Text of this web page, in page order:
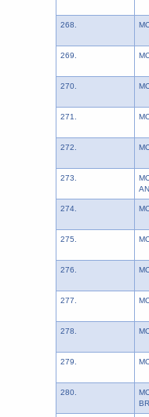
268.
269.
270.
271.
272.
273.
274.
275.
276.
277.
278.
279.
280.